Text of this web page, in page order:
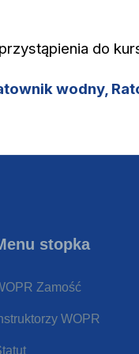
do
wodny,
stopka
Zamość
WOPR